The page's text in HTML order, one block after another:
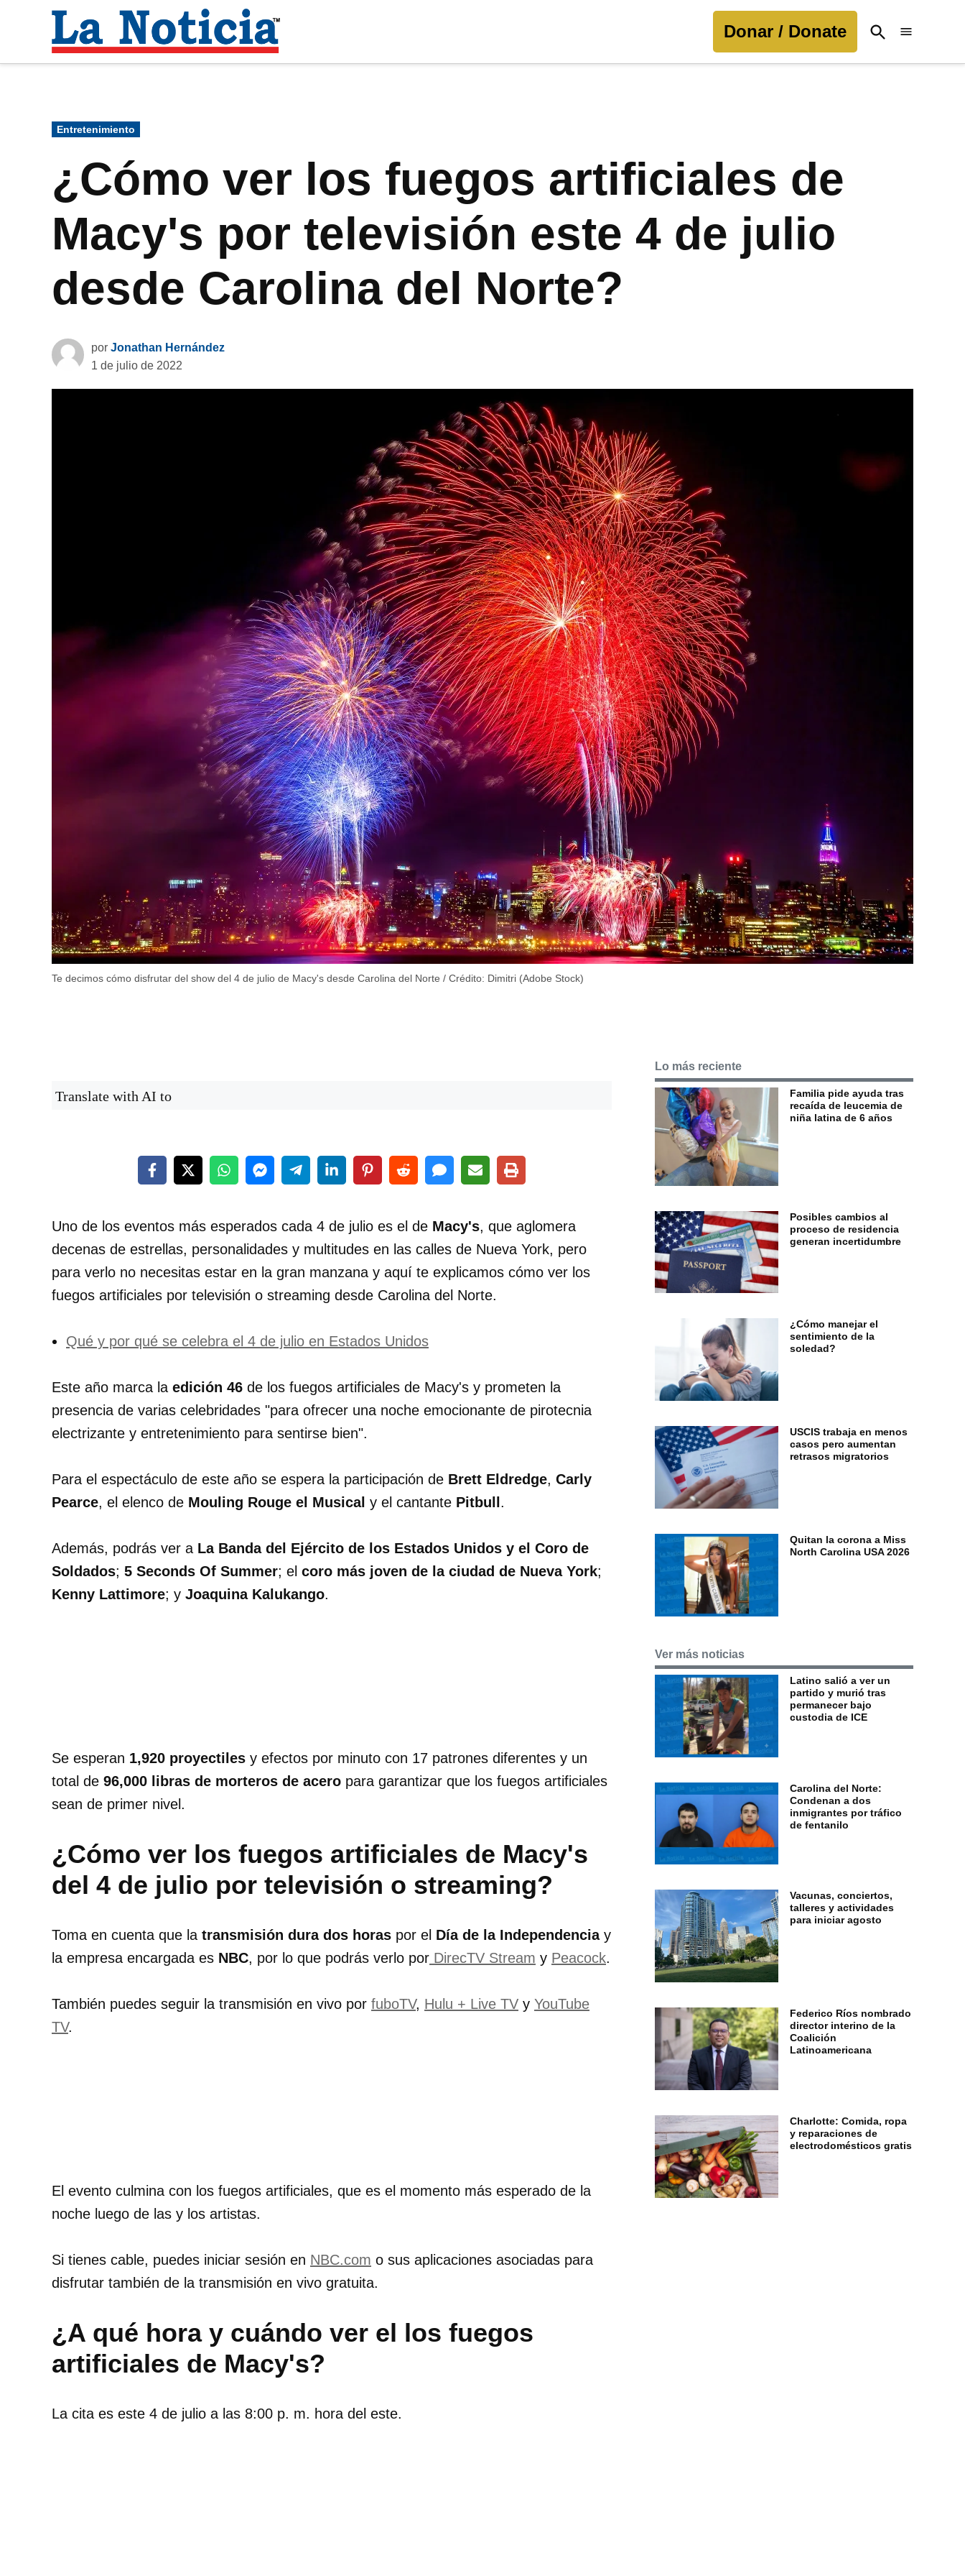
contenido
Noticia
Donar / Donate
Open
Search
Publicado
en
Entretenimiento
¿Cómo ver los fuegos artificiales de
Macy's por televisión este 4 de julio
desde Carolina del Norte?
por Jonathan Hernández
1 de julio de 2022
Te decimos cómo disfrutar del show del 4 de julio de Macy's desde Carolina del Norte / Crédito: Dimitri (Adobe Stock)
Translate with AI to
Uno de los eventos más esperados cada 4 de julio es el de Macy's, que aglomera
decenas de estrellas, personalidades y multitudes en las calles de Nueva York, pero
para verlo no necesitas estar en la gran manzana y aquí te explicamos cómo ver los
fuegos artificiales por televisión o streaming desde Carolina del Norte.
Qué y por qué se celebra el 4 de julio en Estados Unidos
Este año marca la edición 46 de los fuegos artificiales de Macy's y prometen la
presencia de varias celebridades "para ofrecer una noche emocionante de pirotecnia
electrizante y entretenimiento para sentirse bien".
Para el espectáculo de este año se espera la participación de Brett Eldredge, Carly
Pearce, el elenco de Mouling Rouge el Musical y el cantante Pitbull .
Además, podrás ver a La Banda del Ejército de los Estados Unidos y el Coro de
Soldados; 5 Seconds Of Summer; el coro más joven de la ciudad de Nueva York;
Kenny Lattimore; y Joaquina Kalukango.
Se esperan 1,920 proyectiles y efectos por minuto con 17 patrones diferentes y un
total de 96,000 libras de morteros de acero para garantizar que los fuegos artificiales
sean de primer nivel.
¿Cómo ver los fuegos artificiales de Macy's
del 4 de julio por televisión o streaming?
Toma en cuenta que la transmisión dura dos horas por el Día de la Independenciay
la empresa encargada es NBC, por lo que podrás verlo por DirecTV Stream y Peacock.
También puedes seguir la transmisión en vivo por fuboTV, Hulu + Live TV y YouTube
TV.
El evento culmina con los fuegos artificiales, que es el momento más esperado de la
noche luego de las y los artistas.
Si tienes cable, puedes iniciar sesión en NBC.com o sus aplicaciones asociadas para
disfrutar también de la transmisión en vivo gratuita.
¿A qué hora y cuándo ver el los fuegos
artificiales de Macy's?
La cita es este 4 de julio a las 8:00 p. m. hora del este.
Lo más reciente
Familia pide ayuda tras
recaída de leucemia de
niña latina de 6 años
Posibles cambios al
proceso de residencia
generan incertidumbre
¿Cómo manejar el
sentimiento de la
soledad?
USCIS trabaja en menos
casos pero aumentan
retrasos migratorios
Quitan la corona a Miss
North Carolina USA 2026
Ver más noticias
Latino salió a ver un
partido y murió tras
permanecer bajo
custodia de ICE
Carolina del Norte:
Condenan a dos
inmigrantes por tráfico
de fentanilo
Vacunas, conciertos,
talleres y actividades
para iniciar agosto
Federico Ríos nombrado
director interino de la
Coalición
Latinoamericana
Charlotte: Comida, ropa
y reparaciones de
electrodomésticos gratis